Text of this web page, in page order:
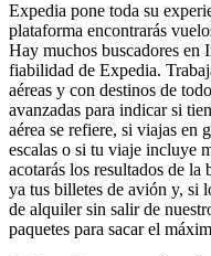
Expedia pone toda su
plataforma encontrarás
Hay muchos buscadores en
fiabilidad de Expedia.
aéreas y con destinos de
avanzadas para indicar si
aérea se refiere, si viajas en
escalas o si tu viaje incluye
acotarás los resultados de la
ya tus billetes de avión y, si
de alquiler sin salir de
paquetes para sacar el